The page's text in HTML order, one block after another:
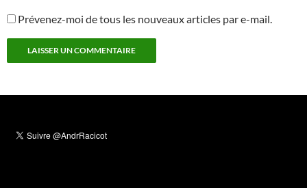
Prévenez-moi de tous les nouveaux articles par e-mail.